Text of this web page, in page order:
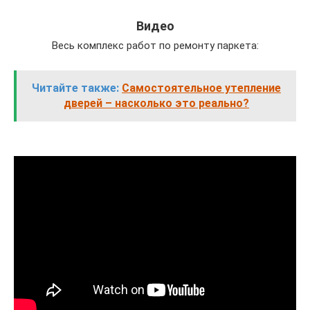
Видео
Весь комплекс работ по ремонту паркета:
Читайте также: Самостоятельное утепление
дверей – насколько это реально?